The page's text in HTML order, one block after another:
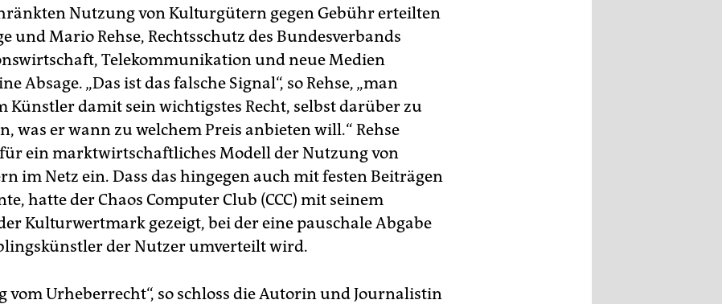
Nutzung von Kulturgütern gegen Gebühr erteilten
und Mario Rehse, Rechtsschutz des Bundesverbands
Telekommunikation und neue Medien
Absage. „Das ist das falsche Signal“, so Rehse, „man
Künstler damit sein wichtigstes Recht, selbst darüber zu
was er wann zu welchem Preis anbieten will.“ Rehse
für ein marktwirtschaftliches Modell der Nutzung von
im Netz ein. Dass das hingegen auch mit festen Beiträgen
hatte der Chaos Computer Club (CCC) mit seinem
Kulturwertmark gezeigt, bei der eine pauschale Abgabe
der Nutzer umverteilt wird.
vom Urheberrecht“, so schloss die Autorin und Journalistin